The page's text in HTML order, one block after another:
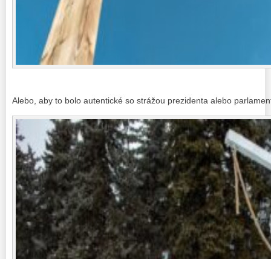
Alebo, aby to bolo autentické so strážou prezidenta alebo